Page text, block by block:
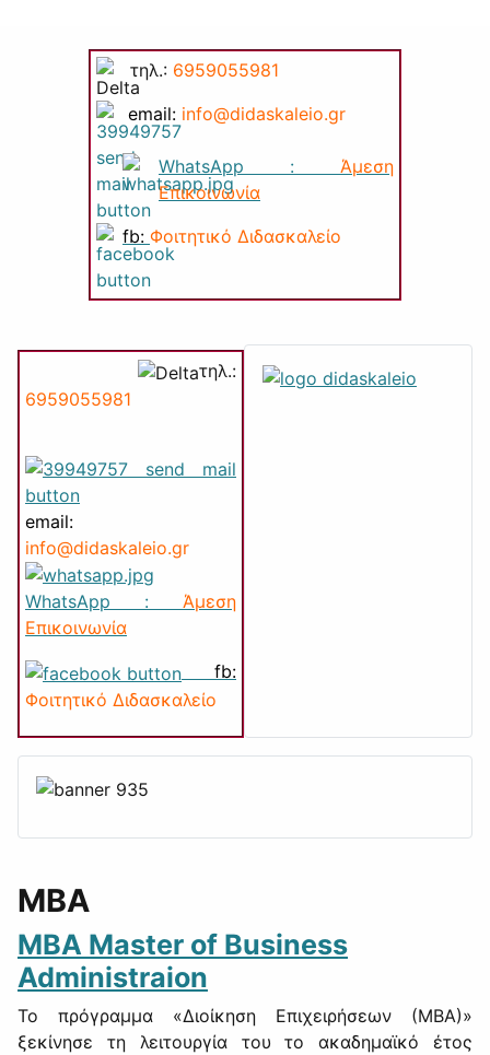
τηλ.: 6959055981
email: info@didaskaleio.gr
WhatsApp : Άμεση
Επικοινωνία
fb: Φοιτητικό Διδασκαλείο
τηλ.:
6959055981
email:
info@didaskaleio.gr
WhatsApp : Άμεση
Επικοινωνία
fb:
Φοιτητικό Διδασκαλείο
MBA
ΜΒΑ Master of Business
Administraion
Το πρόγραμμα «Διοίκηση Επιχειρήσεων (ΜΒΑ)»
ξεκίνησε τη λειτουργία του το ακαδημαϊκό έτος